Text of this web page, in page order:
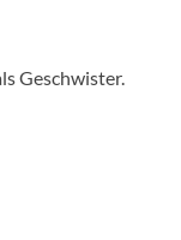
Geschwister.